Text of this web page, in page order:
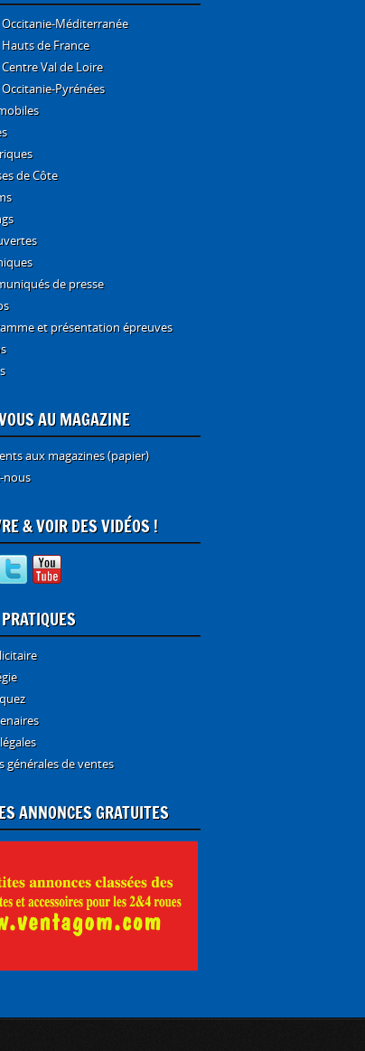
Occitanie-Méditerranée
Hauts de France
Val de Loire
Occitanie-Pyrénées
de Côte
de presse
et présentation épreuves
AU MAGAZINE
aux magazines (papier)
nous
& VOIR DES VIDÉOS !
générales de ventes
ANNONCES GRATUITES